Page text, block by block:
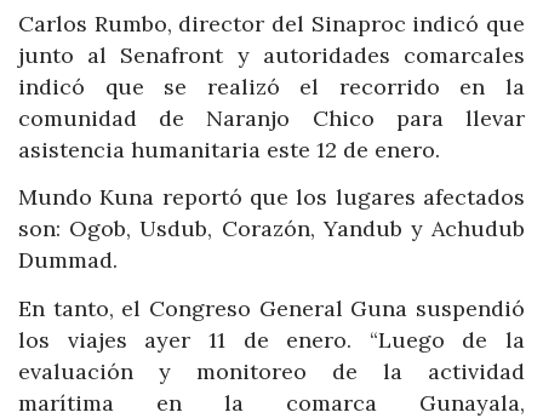
Carlos Rumbo, director del Sinaproc indicó que
junto al Senafront y autoridades comarcales
indicó que se realizó el recorrido en la
comunidad de Naranjo Chico para llevar
asistencia humanitaria este 12 de enero.
Mundo Kuna reportó que los lugares afectados
son: Ogob, Usdub, Corazón, Yandub y Achudub
Dummad.
En tanto, el Congreso General Guna suspendió
los viajes ayer 11 de enero. “Luego de la
evaluación y monitoreo de la actividad
marítima en la comarca Gunayala,